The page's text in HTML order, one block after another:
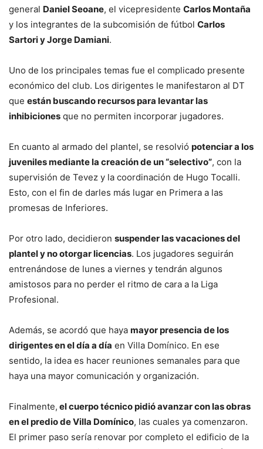
general Daniel Seoane, el vicepresidente Carlos Montaña
y los integrantes de la subcomisión de fútbol Carlos
Sartori y Jorge Damiani.
Uno de los principales temas fue el complicado presente
económico del club. Los dirigentes le manifestaron al DT
que están buscando recursos para levantar las
inhibiciones que no permiten incorporar jugadores.
En cuanto al armado del plantel, se resolvió potenciar a los
juveniles mediante la creación de un “selectivo”, con la
supervisión de Tevez y la coordinación de Hugo Tocalli.
Esto, con el fin de darles más lugar en Primera a las
promesas de Inferiores.
Por otro lado, decidieron suspender las vacaciones del
plantel y no otorgar licencias. Los jugadores seguirán
entrenándose de lunes a viernes y tendrán algunos
amistosos para no perder el ritmo de cara a la Liga
Profesional.
Además, se acordó que haya mayor presencia de los
dirigentes en el día a día en Villa Domínico. En ese
sentido, la idea es hacer reuniones semanales para que
haya una mayor comunicación y organización.
Finalmente, el cuerpo técnico pidió avanzar con las obras
en el predio de Villa Domínico, las cuales ya comenzaron.
El primer paso sería renovar por completo el edificio de la